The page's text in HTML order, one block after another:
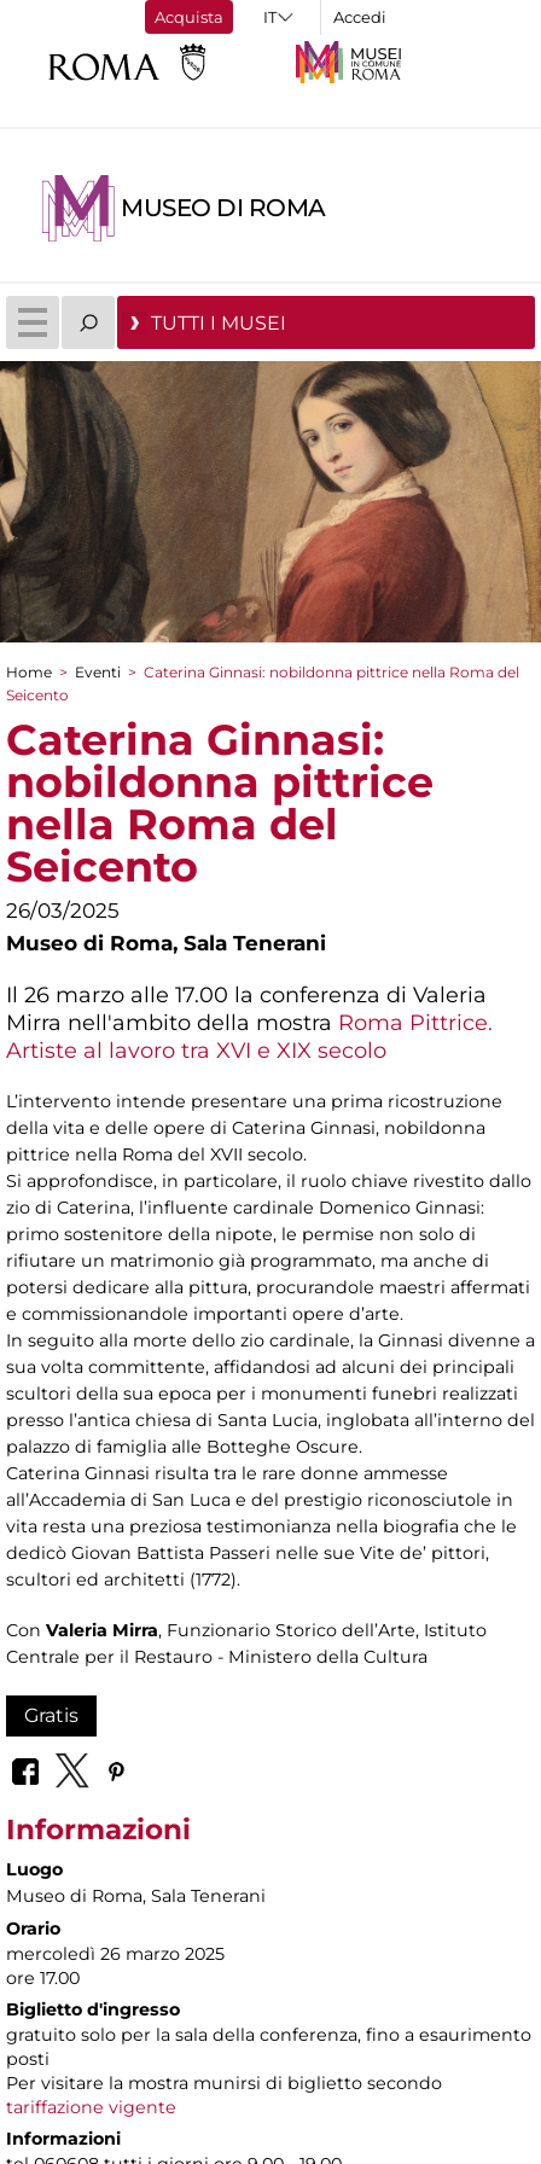
Acquista Accedi
MUSEO DI ROMA
TUTTI I MUSEI
Tu sei qui
Home > Eventi > Caterina Ginnasi: nobildonna pittrice nella Roma del
Seicento
Caterina Ginnasi:
nobildonna pittrice
nella Roma del
Seicento
26/03/2025
Museo di Roma, Sala Tenerani
Il 26 marzo alle 17.00 la conferenza di Valeria
Mirra nell'ambito della mostra Roma Pittrice.
Artiste al lavoro tra XVI e XIX secolo
L’intervento intende presentare una prima ricostruzione
della vita e delle opere di Caterina Ginnasi, nobildonna
pittrice nella Roma del XVII secolo.
Si approfondisce, in particolare, il ruolo chiave rivestito dallo
zio di Caterina, l’influente cardinale Domenico Ginnasi:
primo sostenitore della nipote, le permise non solo di
rifiutare un matrimonio già programmato, ma anche di
potersi dedicare alla pittura, procurandole maestri affermati
e commissionandole importanti opere d’arte.
In seguito alla morte dello zio cardinale, la Ginnasi divenne a
sua volta committente, affidandosi ad alcuni dei principali
scultori della sua epoca per i monumenti funebri realizzati
presso l’antica chiesa di Santa Lucia, inglobata all’interno del
palazzo di famiglia alle Botteghe Oscure.
Caterina Ginnasi risulta tra le rare donne ammesse
all’Accademia di San Luca e del prestigio riconosciutole in
vita resta una preziosa testimonianza nella biografia che le
dedicò Giovan Battista Passeri nelle sue Vite de’ pittori,
scultori ed architetti (1772).
Con Valeria Mirra, Funzionario Storico dell’Arte, Istituto
Centrale per il Restauro - Ministero della Cultura
Gratis
Informazioni
Luogo
Museo di Roma, Sala Tenerani
Orario
mercoledì 26 marzo 2025
ore 17.00
Biglietto d'ingresso
gratuito solo per la sala della conferenza, fino a esaurimento
posti
Per visitare la mostra munirsi di biglietto secondo
tariffazione vigente
Informazioni